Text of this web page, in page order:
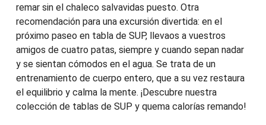
remar sin el chaleco salvavidas puesto. Otra
recomendación para una excursión divertida: en el
próximo paseo en tabla de SUP, llevaos a vuestros
amigos de cuatro patas, siempre y cuando sepan nadar
y se sientan cómodos en el agua. Se trata de un
entrenamiento de cuerpo entero, que a su vez restaura
el equilibrio y calma la mente. ¡Descubre nuestra
colección de tablas de SUP y quema calorías remando!